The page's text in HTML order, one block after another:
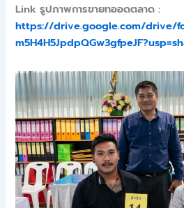
Link รูปภาพการขายทออดตลาด :
https://drive.google.com/drive/